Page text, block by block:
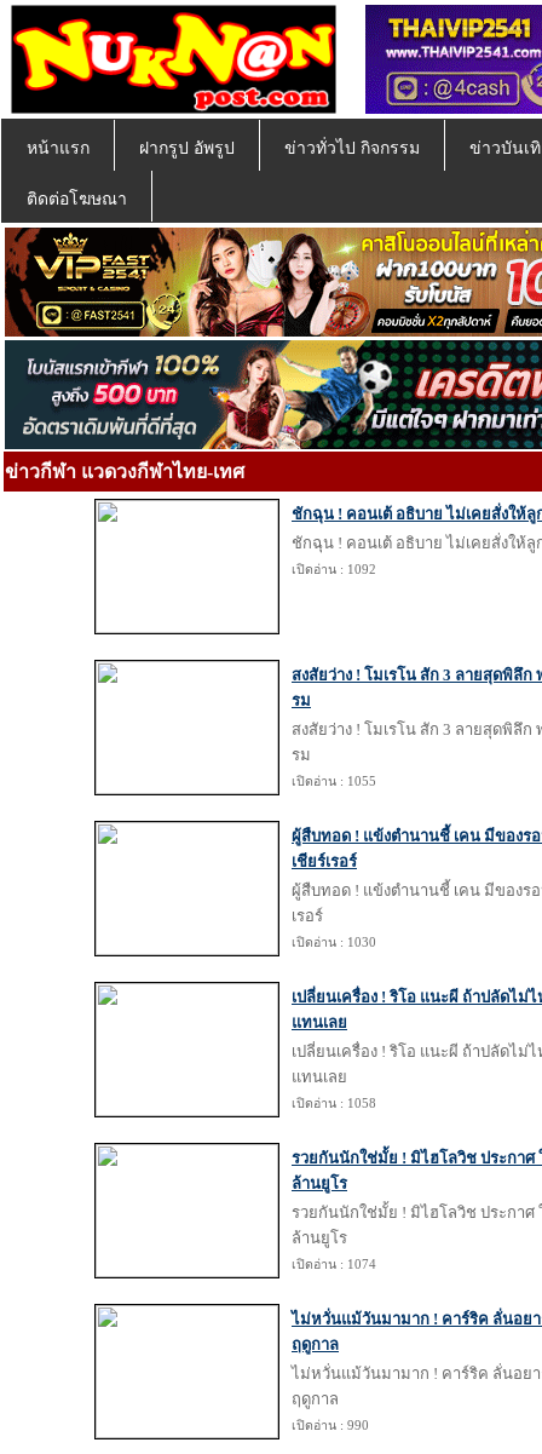
หน้าแรก ฝากรูป อัพรูป ข่าวทั่วไป กิจกรรม ข่าวบันเ
ติดต่อโฆษณา
ข่าวกีฬา แวดวงกีฬาไทย-เทศ
ชักฉุน ! คอนเต้ อธิบาย ไม่เคยสั่งให้
ชักฉุน ! คอนเต้ อธิบาย ไม่เคยสั่งให้
เปิดอ่าน : 1092
สงสัยว่าง ! โมเรโน สัก 3 ลายสุดพิลึ
รม
สงสัยว่าง ! โมเรโน สัก 3 ลายสุดพิลึ
รม
เปิดอ่าน : 1055
ผู้สืบทอด ! แข้งตำนานชี้ เคน มีของร
เชียร์เรอร์
ผู้สืบทอด ! แข้งตำนานชี้ เคน มีของรอ
เรอร์
เปิดอ่าน : 1030
เปลี่ยนเครื่อง ! ริโอ แนะผี ถ้าปลัดไม่
แทนเลย
เปลี่ยนเครื่อง ! ริโอ แนะผี ถ้าปลัดไม่
แทนเลย
เปิดอ่าน : 1058
รวยกันนักใช่มั้ย ! มิไฮโลวิช ประกาศ
ล้านยูโร
รวยกันนักใช่มั้ย ! มิไฮโลวิช ประกาศ
ล้านยูโร
เปิดอ่าน : 1074
ไม่หวั่นแม้วันมามาก ! คาร์ริค ลั่นอย
ฤดูกาล
ไม่หวั่นแม้วันมามาก ! คาร์ริค ลั่นอย
ฤดูกาล
เปิดอ่าน : 990